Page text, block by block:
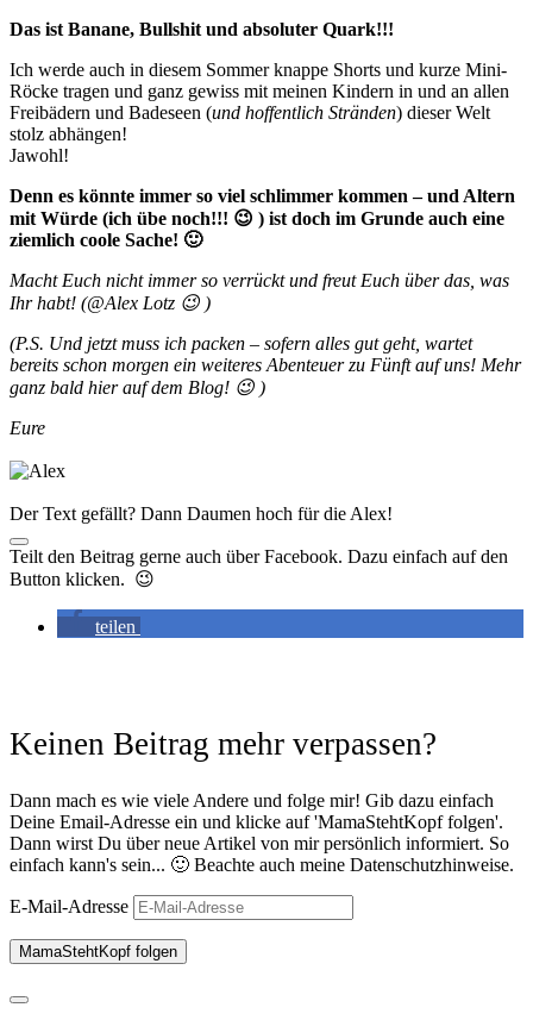
Das ist Banane, Bullshit und absoluter Quark!!!
Ich werde auch in diesem Sommer knappe Shorts und kurze Mini-
Röcke tragen und ganz gewiss mit meinen Kindern in und an allen
Freibädern und Badeseen (und hoffentlich Stränden) dieser Welt
stolz abhängen!
Jawohl!
Denn es könnte immer so viel schlimmer kommen – und Altern
mit Würde (ich übe noch!!! 😉 ) ist doch im Grunde auch eine
ziemlich coole Sache! 🙂
Macht Euch nicht immer so verrückt und freut Euch über das, was
Ihr habt! (@Alex Lotz 😉 )
(P.S. Und jetzt muss ich packen – sofern alles gut geht, wartet
bereits schon morgen ein weiteres Abenteuer zu Fünft auf uns! Mehr
ganz bald hier auf dem Blog! 😉 )
Eure
Der Text gefällt? Dann Daumen hoch für die Alex!
Teilt den Beitrag gerne auch über Facebook. Dazu einfach auf den
Button klicken. 😉
teilen
Keinen Beitrag mehr verpassen?
Dann mach es wie viele Andere und folge mir! Gib dazu einfach
Deine Email-Adresse ein und klicke auf 'MamaStehtKopf folgen'.
Dann wirst Du über neue Artikel von mir persönlich informiert. So
einfach kann's sein... 🙂 Beachte auch meine Datenschutzhinweise.
E-Mail-Adresse
MamaStehtKopf folgen